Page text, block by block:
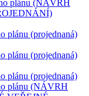
plánu (NÁVRH
plánu (projednaná)
plánu (projednaná)
plánu (projednaná)
plánu (NÁVRH